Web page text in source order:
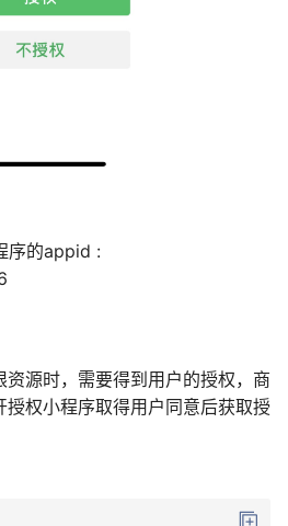
序的appid :
源时，需要得到用户的授权，商
授权小程序取得用户同意后获取授